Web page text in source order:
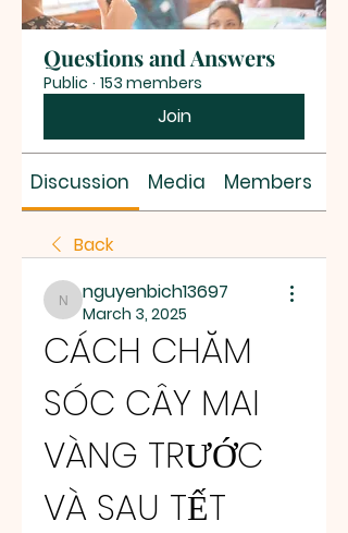
Questions and Answers
Public · 153 members
Join
Discussion Media Members
Back
nguyenbich13697
nguyenbich13697
March 3, 2025
CÁCH CHĂM
SÓC CÂY MAI
VÀNG TRƯỚC
VÀ SAU TẾT